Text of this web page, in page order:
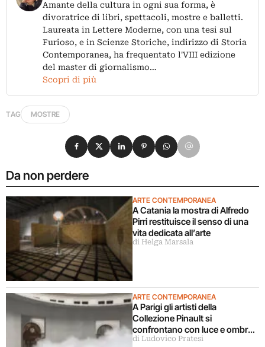
Amante della cultura in ogni sua forma, è
divoratrice di libri, spettacoli, mostre e balletti.
Laureata in Lettere Moderne, con una tesi sul
Furioso, e in Scienze Storiche, indirizzo di Storia
Contemporanea, ha frequentato l'VIII edizione
del master di giornalismo…
Scopri di più
TAG MOSTRE
Da non perdere
ARTE CONTEMPORANEA
A Catania la mostra di Alfredo
Pirri restituisce il senso di una
vita dedicata all’arte
di Helga Marsala
ARTE CONTEMPORANEA
A Parigi gli artisti della
Collezione Pinault si
confrontano con luce e ombra
in una grande mostra
di Ludovico Pratesi
Condividi su Facebook
Condividi su X
Condividi su LinkedIn
Condividi su Pinterest
Condividi su WhatsApp
Condividi su Email